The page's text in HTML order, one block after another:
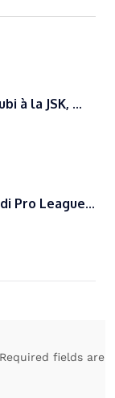
à la JSK, ...
Pro League...
fields are